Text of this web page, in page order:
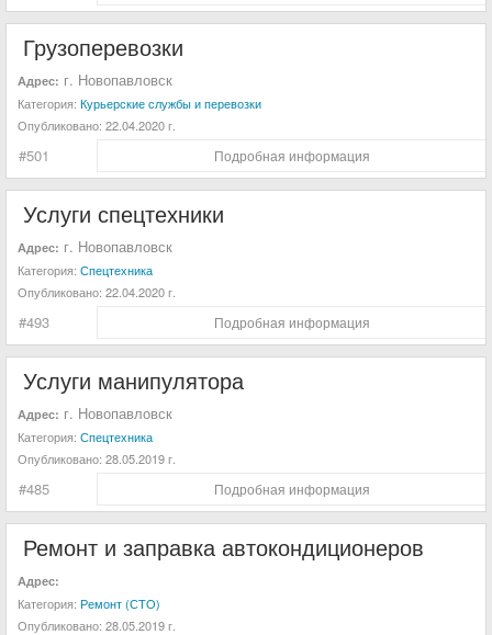
Грузоперевозки
#501
Адрес: г. Новопавловск
Категория: Курьерские службы и перевозки
Опубликовано: 22.04.2020 г.
Подробная информация
Услуги спецтехники
#493
Адрес: г. Новопавловск
Категория: Спецтехника
Опубликовано: 22.04.2020 г.
Подробная информация
Услуги манипулятора
#485
Адрес: г. Новопавловск
Категория: Спецтехника
Опубликовано: 28.05.2019 г.
Подробная информация
Ремонт и заправка автокондиционеров
Адрес:
Категория: Ремонт (СТО)
Опубликовано: 28.05.2019 г.